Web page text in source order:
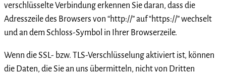
verschlüsselte Verbindung erkennen Sie daran, dass die
Adresszeile des Browsers von “http://” auf “https://” wechselt
und an dem Schloss-Symbol in Ihrer Browserzeile.
Wenn die SSL- bzw. TLS-Verschlüsselung aktiviert ist, können
die Daten, die Sie an uns übermitteln, nicht von Dritten